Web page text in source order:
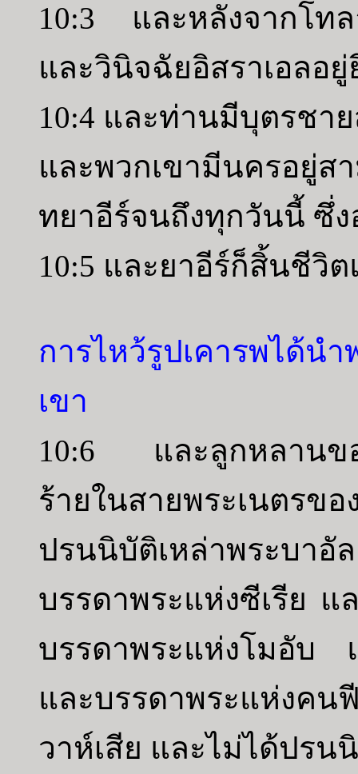
10:3 และหลังจากโท
และวินิจฉัยอิสราเอลอ
10:4 และท่านมีบุตรช
และพวกเขามีนครอยู่ส
ทยาอีร์จนถึงทุกวันนี้ ซึ่
10:5 และยาอีร์ก็สิ้นชีวิ
การไหว้รูปเคารพได้น
เขา
10:6 และลูกหลานขอ
ร้ายในสายพระเนต
ปรนนิบัติเหล่าพระบ
บรรดาพระแห่งซีเรีย
บรรดาพระแห่งโมอับ
และบรรดาพระแห่งคน
วาห์เสีย และไม่ได้ปรน